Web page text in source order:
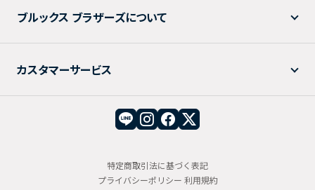
ブルックス ブラザーズについて
カスタマーサービス
特定商取引法に基づく表記
プライバシーポリシー 利用規約